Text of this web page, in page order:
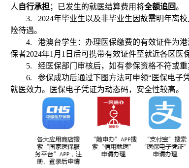
人 自行承担 ；已发生的就医结算费用将全额追回。
3.
2024年毕业生以及非毕业生因故需明年离校
险待遇。
4.
港澳台学生：办理医保缴费的有效证件为
保者2024年1 月 1 日后可携带有效证件至就近各区医
5.
经医保部门审核后，如有参保资格不符或
6.
参保成功后通过下图方法可申领“医保电子
就医效力。医保电子凭证为动态码，安全性较高。